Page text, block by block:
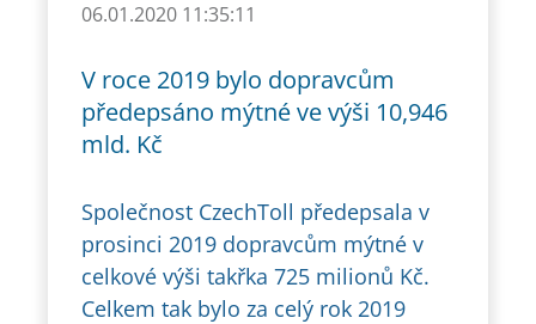
06.01.2020 11:35:11
V roce 2019 bylo dopravcům
předepsáno mýtné ve výši 10,946
mld. Kč
Společnost CzechToll předepsala v
prosinci 2019 dopravcům mýtné v
celkové výši takřka 725 milionů Kč.
Celkem tak bylo za celý rok 2019